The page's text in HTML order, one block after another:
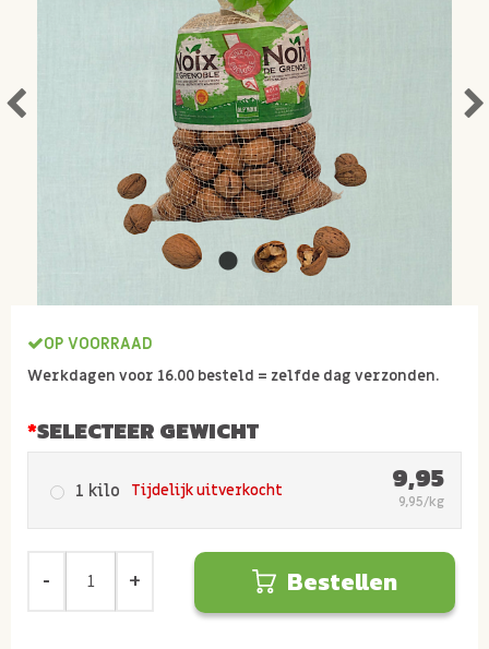
OP VOORRAAD
Werkdagen voor 16.00 besteld = zelfde dag verzonden.
SELECTEER GEWICHT
1 kilo Tijdelijk uitverkocht 9,95
9,95/kg
Bestellen